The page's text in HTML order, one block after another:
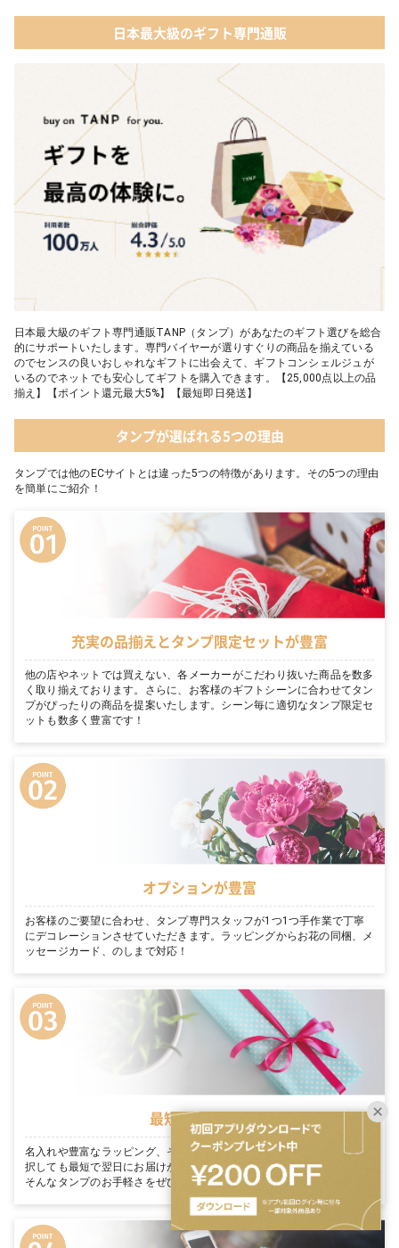
04 ファッション小物
05 入浴剤・バスケア
03 ショコラフレナチュール
04 ＜クランチチョコレート＞ダーク＆ミルク＆キャラメル＆ホワ
イト 60g
05 葉山のショコラ・カロ＜4個入＞
日本最大級のギフト専門通販
日本最大級のギフト専門通販TANP（タンプ）があなたのギフト選びを総合
的にサポートいたします。専門バイヤーが選りすぐりの商品を揃えている
のでセンスの良いおしゃれなギフトに出会えて、ギフトコンシェルジュが
いるのでネットでも安心してギフトを購入できます。【25,000点以上の品
揃え】【ポイント還元最大5%】【最短即日発送】
タンプが選ばれる5つの理由
タンプでは他のECサイトとは違った5つの特徴があります。その5つの理由
を簡単にご紹介！
充実の品揃えとタンプ限定セットが豊富
他の店やネットでは買えない、各メーカーがこだわり抜いた商品を数多
く取り揃えております。さらに、お客様のギフトシーンに合わせてタン
プがぴったりの商品を提案いたします。シーン毎に適切なタンプ限定セ
ットも数多く豊富です！
オプションが豊富
お客様のご要望に合わせ、タンプ専門スタッフが1つ1つ手作業で丁寧
にデコレーションさせていただきます。ラッピングからお花の同梱、メ
ッセージカード、のしまで対応！
最短翌日お届け
名入れや豊富なラッピング、そのまま渡せる完璧な装飾を たくさん選
択しても最短で翌日にお届けが可能です。「今日買って、明日届く」。
そんなタンプのお手軽さをぜひご体感ください。